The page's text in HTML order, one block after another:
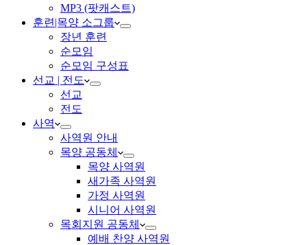
MP3 (팟캐스트)
훈련|목양 소그룹
장년 훈련
순모임
순모임 구성표
선교 | 전도
선교
전도
사역
사역원 안내
목양 공동체
목양 사역원
새가족 사역원
가정 사역원
시니어 사역원
목회지원 공동체
예배 찬양 사역원